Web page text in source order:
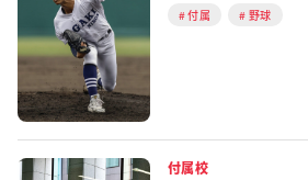
付属 野球
付属校